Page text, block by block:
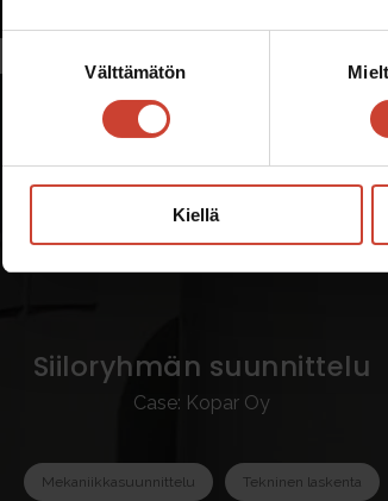
Suostumuksen
valinta
Välttämätön
Kiellä
Siiloryhmän suunnittelu
Case: Kopar Oy
Mekaniikkasuunnittelu Tekninen laskenta